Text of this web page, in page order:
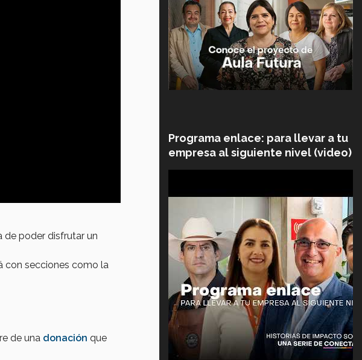
de poder disfrutar un
con secciones como la
de una donación que
Programa enlace: para llevar a tu
empresa al siguiente nivel (video)